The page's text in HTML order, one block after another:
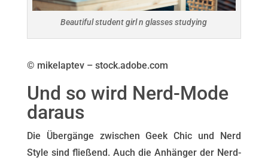
Beautiful student girl n glasses studying
© mikelaptev – stock.adobe.com
Und so wird Nerd-Mode
daraus
Die Übergänge zwischen Geek Chic und Nerd
Style sind fließend. Auch die Anhänger der Nerd-